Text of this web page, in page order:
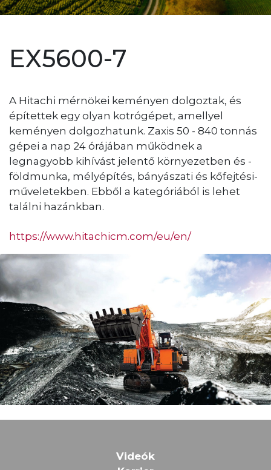
EX5600-7
A Hitachi mérnökei keményen dolgoztak, és
építettek egy olyan kotrógépet, amellyel
keményen dolgozhatunk. Zaxis 50 - 840 tonnás
gépei a nap 24 órájában működnek a
legnagyobb kihívást jelentő környezetben és -
földmunka, mélyépítés, bányászati és kőfejtési-
műveletekben. Ebből a kategóriából is lehet
találni hazánkban.
https://www.hitachicm.com/eu/en/
Videók